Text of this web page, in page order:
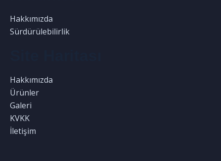
Hakkımızda
Sürdürülebilirlik
Hakkımızda
Ürünler
Galeri
KVKK
İletişim